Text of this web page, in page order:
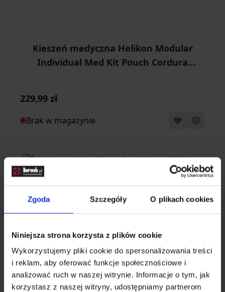
Zgoda Szczegóły O plikach cookies
Niniejsza strona korzysta z plików cookie
Wykorzystujemy pliki cookie do spersonalizowania treści
i reklam, aby oferować funkcje społecznościowe i
analizować ruch w naszej witrynie. Informacje o tym, jak
korzystasz z naszej witryny, udostępniamy partnerom
Kieszeń medyczna Helikon Modular
Individual Med Kit Pouch Cordura
229,99 zł
Brak w magazynie
Kieszeń medyczna Helikon Modular
Individual Med Kit Pouch Cordura A-TACS